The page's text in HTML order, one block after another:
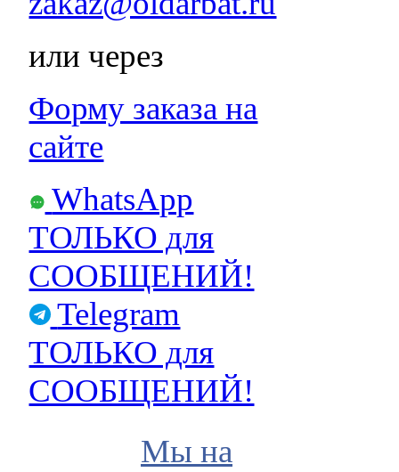
или через
Форму заказа на
сайте
WhatsApp
ТОЛЬКО для
СООБЩЕНИЙ!
Telegram
ТОЛЬКО для
СООБЩЕНИЙ!
Мы на